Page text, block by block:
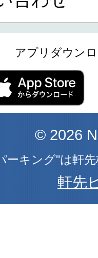
アプリダウン
© 2026
ーキング"は軒
軒先